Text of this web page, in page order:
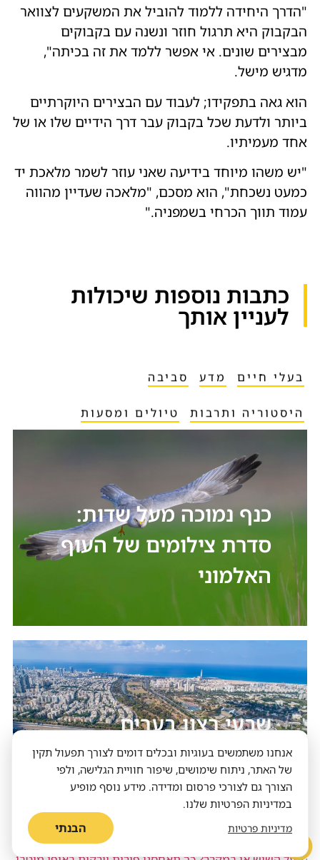
"הדרך היחידה ללמוד להוביל את המשקעים לצוואר
הבקבוק היא תרגול חוזר ונשנה עם בקבוקים
מבצירים שונים. אי אפשר ללמד את זה בכיתה",
מדגיש מישל.
הוא גאה בתפקידו; לעבוד עם הבצירים היוקרתיים
ביותר ולדעת שכל בקבוק עבר דרך הידיים שלו או של
אחד מעמיתיו.
"יש משהו מיוחד בידיעה שאני עוזר לשמר מלאכת יד
כמעט נשכחת", הוא מסכם, "מלאכה שעדיין מהווה
עמוד תווך הכרחי בשמפניה."
כתבות נוספות שיכולות
לעניין אותך​
בעלי חיים מדע סביבה
היסטוריה ותרבות טיולים ומסעות
כנף נמוכה מעל שדות:
סדרת צילומים של העוף
האלמוני
שבעי רצון בערים
הירוקות
התזונה שעומדת במבחן הזמן
על השיש או במקרר? כך תאחסנו פירות
אנחנו משתמשים בעוגיות ובכלים דומים לצורך תפעול תקין
של האתר, ניתוח שימושים, שיפור חוויית הגלישה, ולפי
הצורך גם לצורכי פרסום ומדידה. מידע נוסף מופיע
במדיניות הפרטיות שלנו.
מדיניות פרטיות הבנתי